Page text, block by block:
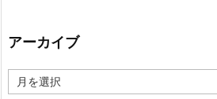
アーカイブ
ー